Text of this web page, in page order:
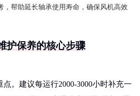
，帮助延长轴承使用寿命，确保风机高效
护保养的核心步骤
。建议每运行2000-3000小时补充一